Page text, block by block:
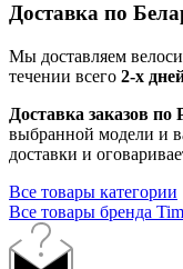
Доставка по
Мы доставляем
течении всего 2-х
Доставка заказов по
выбранной модели и
доставки и
Все товары категории
Все товары бренда